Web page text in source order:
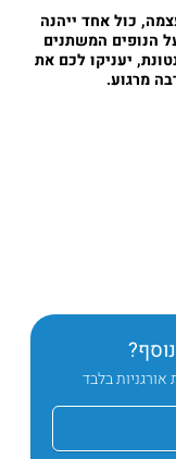
כול אחד ייהנה
הנופים המשתנים
יעניקו לכם את
מרגוע.
אורגניות בלבד